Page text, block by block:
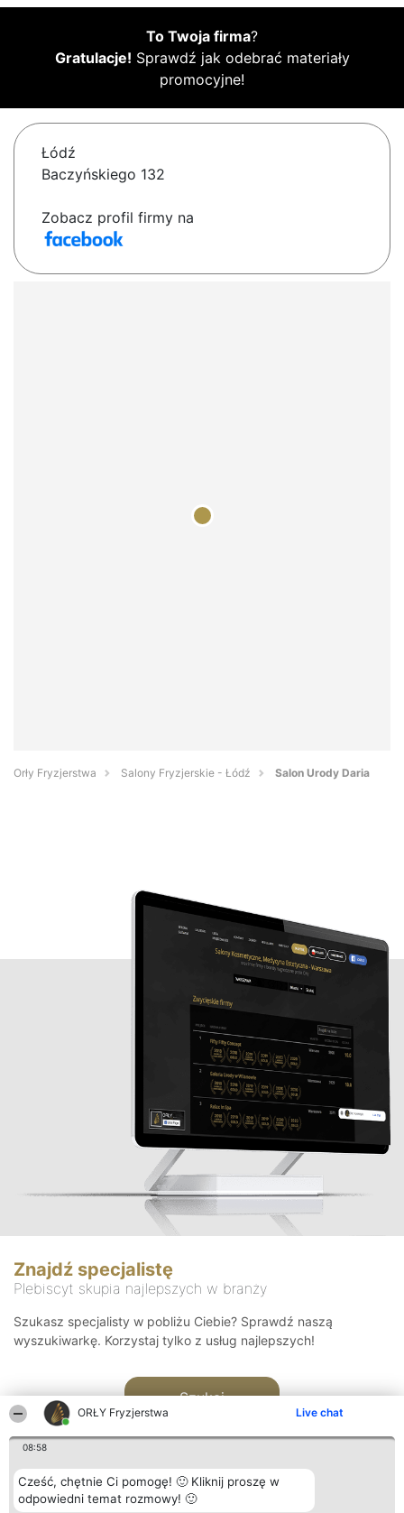
ORŁY Fryzjerstwa Live chat
08:58
Cześć, chętnie Ci pomogę! 🙂 Kliknij proszę w
odpowiedni temat rozmowy! 🙂
To Twoja firma?
Gratulacje! Sprawdź jak odebrać materiały
promocyjne!
Łódź
Baczyńskiego 132
Zobacz profil firmy na
Orły Fryzjerstwa Salony Fryzjerskie - Łódź Salon Urody Daria
Znajdź specjalistę
Plebiscyt skupia najlepszych w branży
Szukasz specjalisty w pobliżu Ciebie? Sprawdź naszą
wyszukiwarkę. Korzystaj tylko z usług najlepszych!
Szukaj